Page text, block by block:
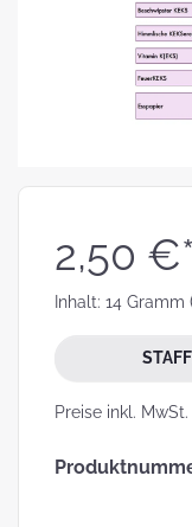
2,50 €*
Inhalt: 14 Gramm
Preise inkl.